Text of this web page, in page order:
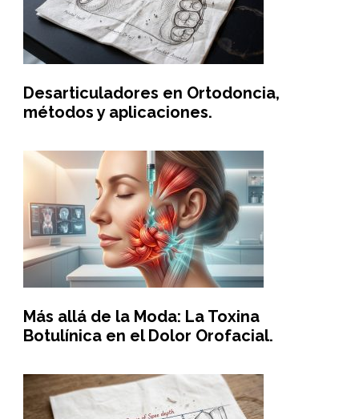
Desarticuladores en Ortodoncia,
métodos y aplicaciones.
Más allá de la Moda: La Toxina
Botulínica en el Dolor Orofacial.